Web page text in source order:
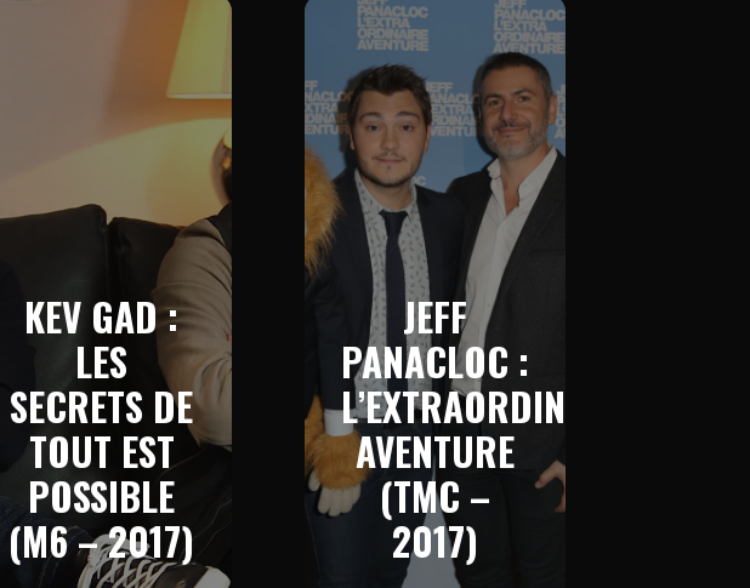
KEV GAD :
LES
SECRETS DE
TOUT EST
POSSIBLE
(M6 – 2017)
JEFF
PANACLOC :
L’EXTRAORDINAIRE
AVENTURE
(TMC –
2017)